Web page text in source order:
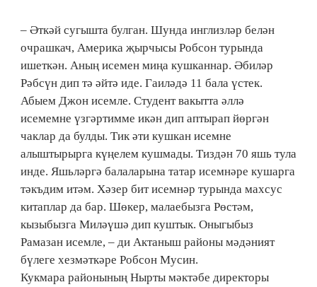
– Әткәй сугышта булган. Шунда инглизләр белән
очрашкач, Америка җырчысы Робсон турында
ишеткән. Аның исемен миңа кушканнар. Әбиләр
Рәбсүн дип тә әйтә иде. Гаиләдә 11 бала үстек.
Абыем Джон исемле. Студент вакытта әллә
исемемне үзгәртимме икән дип аптырап йөргән
чаклар да булды. Тик әти кушкан исемне
алыштырырга күңелем кушмады. Тиздән 70 яшь тула
инде. Яшьләргә балаларына татар исемнәре кушарга
тәкъдим итәм. Хәзер бит исемнәр турында махсус
китаплар да бар. Шө­кер, малаебызга Рөстәм,
кызыбызга Миләүшә дип куштык. Оныгыбыз
Рамазан исемле, – ди Актаныш районы мәдәният
бүле­ге хезмәткәре Робсон Мусин.
Кукмара районының Нырты мәктәбе директоры